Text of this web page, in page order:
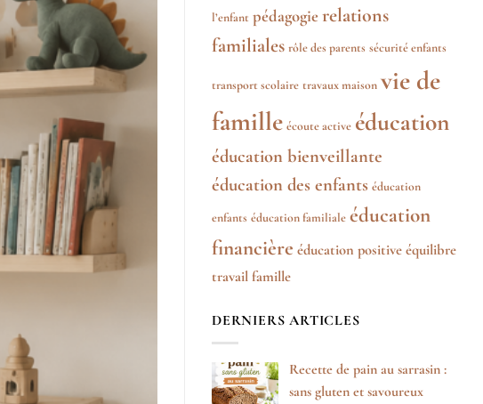
l’enfant pédagogierelations
familiales rôle des parents sécurité enfants
transport scolaire travaux maison vie de
famille écoute active éducation
éducation bienveillante
éducation des enfants éducation
enfants éducation familiale éducation
financière éducation positive équilibre
travail famille
DERNIERS ARTICLES
Recette de pain au sarrasin :
sans gluten et savoureux